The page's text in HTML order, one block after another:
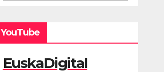
YouTube
EuskaDigital